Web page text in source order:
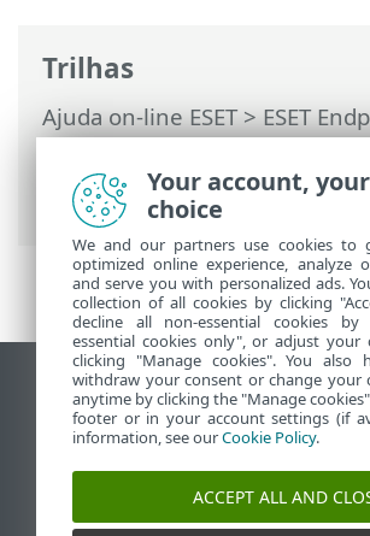
Trilhas
Ajuda on-line ESET>ESET
Antivirus>Configuração
Atualizações>Imagem de
Servidor HTTP e SSL para a
Ver site para desktop
End of Life
Base de conhecimento ESET
Fórum ESET
ESET Status Portal
Your account,
choice
We and our partners use cookies to
optimized online experience, analyze
and serve you with personalized ads.
collection of all cookies by clicking
decline all non-essential cookies by
essential cookies only", or adjust your
clicking "Manage cookies". You
withdraw your consent or change your
anytime by clicking the "Manage
footer or in your account settings (if
information, see ourCookie Policy.
ACCEPT ALL AND